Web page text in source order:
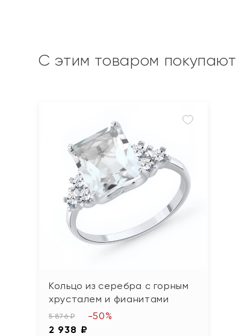
С этим товаром покупают
Кольцо из серебра с горным
хрусталем и фианитами
5 876 ₽
2 938 ₽
-50%